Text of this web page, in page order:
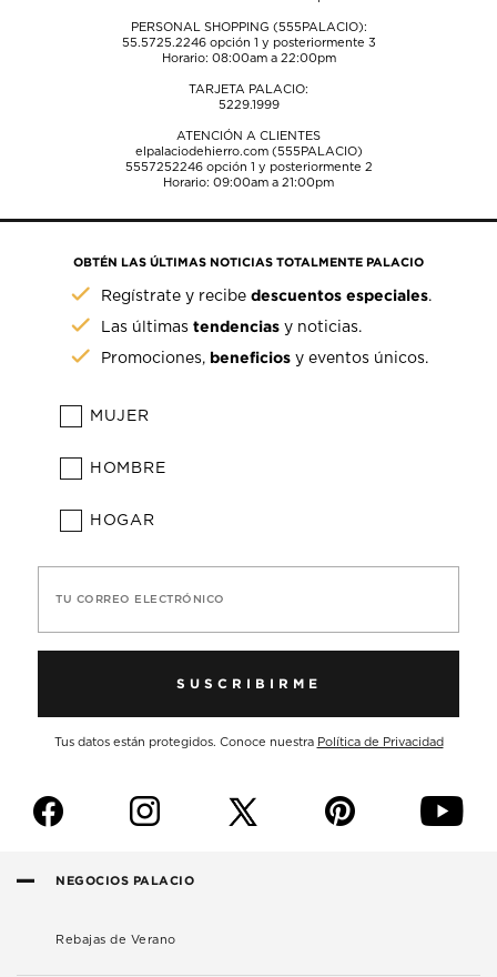
PERSONAL SHOPPING (555PALACIO):
55.5725.2246opción 1 y posteriormente 3
Horario: 08:00am a 22:00pm
TARJETA PALACIO:
5229.1999
ATENCIÓN A CLIENTES
elpalaciodehierro.com (555PALACIO)
5557252246opción 1 y posteriormente 2
Horario: 09:00am a 21:00pm
OBTÉN LAS ÚLTIMAS NOTICIAS TOTALMENTE PALACIO
Regístrate y recibedescuentos especiales.
Las últimastendencias y noticias.
Promociones, beneficios y eventos únicos.
MUJER
HOMBRE
HOGAR
TU CORREO ELECTRÓNICO
SUSCRIBIRME
Tus datos están protegidos. Conoce nuestra Política de Privacidad
f i p y
NEGOCIOS PALACIO
Rebajas de Verano